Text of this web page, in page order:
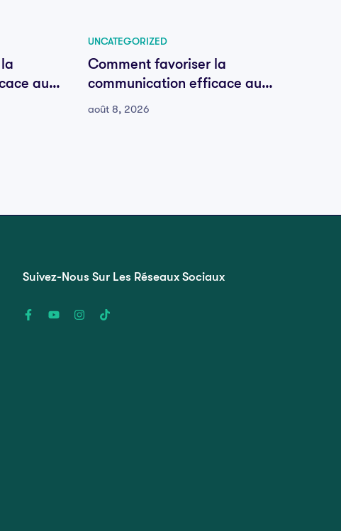
au
UNCATEGORIZED
Comment favoriser la
communication efficace au
sein de votre équipe
août 8, 2026
Suivez-Nous Sur Les Réseaux Sociaux